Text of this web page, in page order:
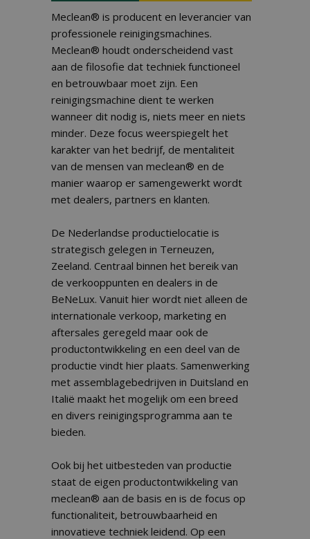
Meclean® is producent en leverancier van
professionele reinigingsmachines.
Meclean® houdt onderscheidend vast
aan de filosofie dat techniek functioneel
en betrouwbaar moet zijn. Een
reinigingsmachine dient te werken
wanneer dit nodig is, niets meer en niets
minder. Deze focus weerspiegelt het
karakter van het bedrijf, de mentaliteit
van de mensen van meclean® en de
manier waarop er samengewerkt wordt
met dealers, partners en klanten.
De Nederlandse productielocatie is
strategisch gelegen in Terneuzen,
Zeeland. Centraal binnen het bereik van
de verkooppunten en dealers in de
BeNeLux. Vanuit hier wordt niet alleen de
internationale verkoop, marketing en
aftersales geregeld maar ook de
productontwikkeling en een deel van de
productie vindt hier plaats. Samenwerking
met assemblagebedrijven in Duitsland en
Italië maakt het mogelijk om een breed
en divers reinigingsprogramma aan te
bieden.
Ook bij het uitbesteden van productie
staat de eigen productontwikkeling van
meclean® aan de basis en is de focus op
functionaliteit, betrouwbaarheid en
innovatieve techniek leidend. Op een